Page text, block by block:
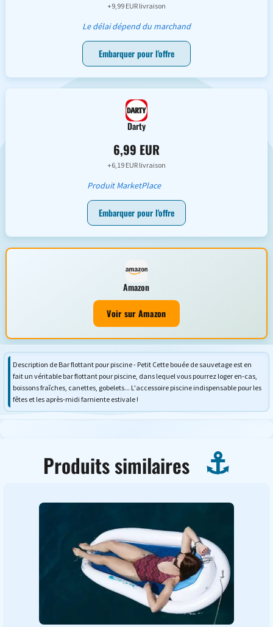
+9,99 EUR livraison
Le délai dépend du marchand
Embarquer pour l'offre
Darty
6,99 EUR
+6,19 EUR livraison
Produit MarketPlace
Embarquer pour l'offre
Amazon
Voir sur Amazon
Description de Bar flottant pour piscine - Petit Cette bouée de sauvetage est en
fait un véritable bar flottant pour piscine, dans lequel vous pourrez loger en-cas,
boissons fraîches, canettes, gobelets... L'accessoire piscine indispensable pour les
fêtes et les après-midi farniente estivale !
Produits similaires